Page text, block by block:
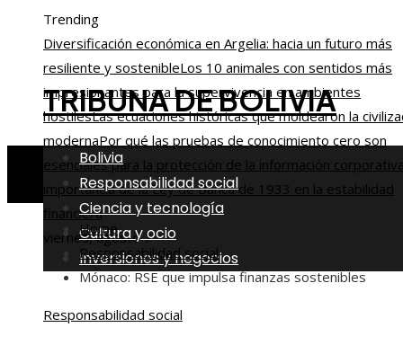
Trending
Diversificación económica en Argelia: hacia un futuro más
resiliente y sostenibleLos 10 animales con sentidos más
impresionantes para la supervivencia en ambientes
hostilesLas ecuaciones históricas que moldearon la
modernaPor qué las pruebas de conocimiento cero son
esenciales para la protección de la información
importancia de la Ley de Banca de 1933 en la estabilidad
financiera
viernes, agosto 7
TRIBUNA DE BOLIVIA
Bolivia
Responsabilidad social
Ciencia y tecnología
Cultura y ocio
Inversiones y negocios
Home
Responsabilidad social
Mónaco: RSE que impulsa finanzas sostenibles
Responsabilidad social